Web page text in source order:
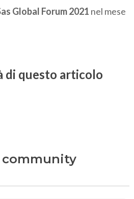
Global Forum 2021 nel mese
di questo articolo
community